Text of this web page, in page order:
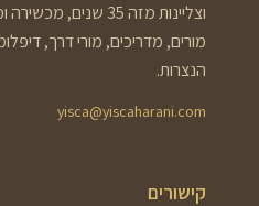
וצליינות מזה 35
מורים, מדריכים, מורי דרך,
הנצרות.
yisca@yiscaharani.com
קישורים